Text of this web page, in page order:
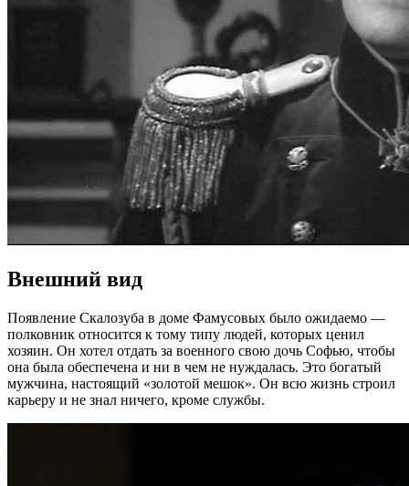
Внешний вид
Появление Скалозуба в доме Фамусовых было ожидаемо —
полковник относится к тому типу людей, которых ценил
хозяин. Он хотел отдать за военного свою дочь Софью, чтобы
она была обеспечена и ни в чем не нуждалась. Это богатый
мужчина, настоящий «золотой мешок». Он всю жизнь строил
карьеру и не знал ничего, кроме службы.